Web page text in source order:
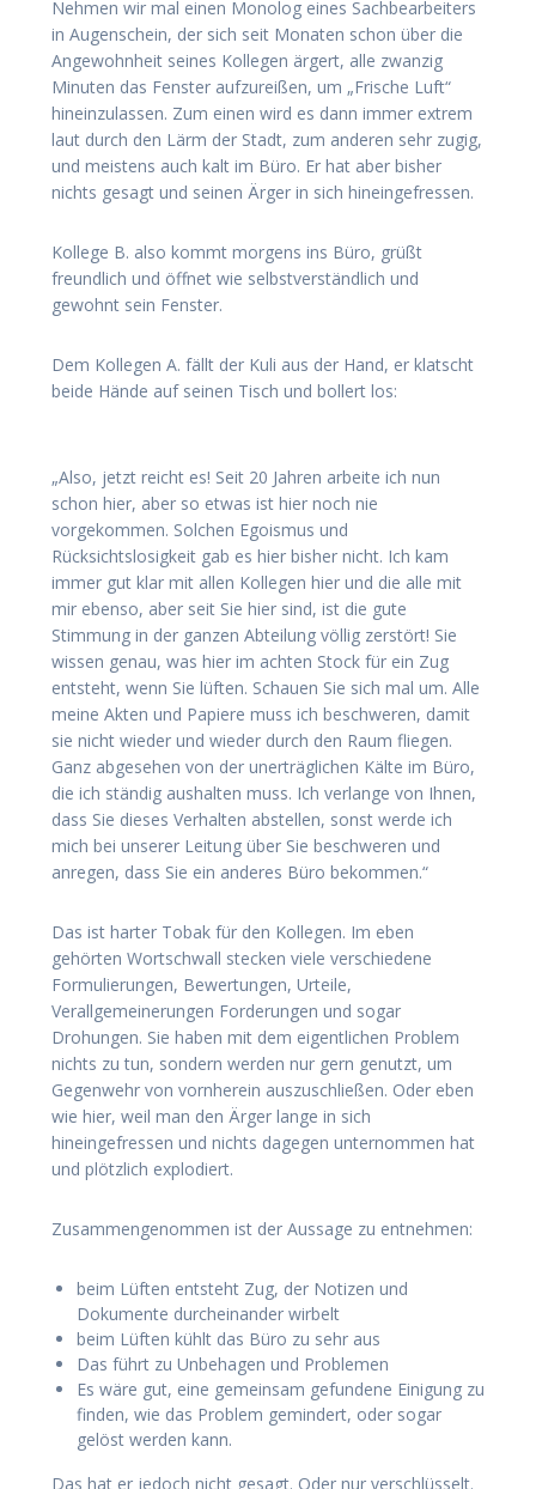
Nehmen wir mal einen Monolog eines Sachbearbeiters
in Augenschein, der sich seit Monaten schon über die
Angewohnheit seines Kollegen ärgert, alle zwanzig
Minuten das Fenster aufzureißen, um „Frische Luft“
hineinzulassen. Zum einen wird es dann immer extrem
laut durch den Lärm der Stadt, zum anderen sehr zugig,
und meistens auch kalt im Büro. Er hat aber bisher
nichts gesagt und seinen Ärger in sich hineingefressen.
Kollege B. also kommt morgens ins Büro, grüßt
freundlich und öffnet wie selbstverständlich und
gewohnt sein Fenster.
Dem Kollegen A. fällt der Kuli aus der Hand, er klatscht
beide Hände auf seinen Tisch und bollert los:
„Also, jetzt reicht es! Seit 20 Jahren arbeite ich nun
schon hier, aber so etwas ist hier noch nie
vorgekommen. Solchen Egoismus und
Rücksichtslosigkeit gab es hier bisher nicht. Ich kam
immer gut klar mit allen Kollegen hier und die alle mit
mir ebenso, aber seit Sie hier sind, ist die gute
Stimmung in der ganzen Abteilung völlig zerstört! Sie
wissen genau, was hier im achten Stock für ein Zug
entsteht, wenn Sie lüften. Schauen Sie sich mal um. Alle
meine Akten und Papiere muss ich beschweren, damit
sie nicht wieder und wieder durch den Raum fliegen.
Ganz abgesehen von der unerträglichen Kälte im Büro,
die ich ständig aushalten muss. Ich verlange von Ihnen,
dass Sie dieses Verhalten abstellen, sonst werde ich
mich bei unserer Leitung über Sie beschweren und
anregen, dass Sie ein anderes Büro bekommen.“
Das ist harter Tobak für den Kollegen. Im eben
gehörten Wortschwall stecken viele verschiedene
Formulierungen, Bewertungen, Urteile,
Verallgemeinerungen Forderungen und sogar
Drohungen. Sie haben mit dem eigentlichen Problem
nichts zu tun, sondern werden nur gern genutzt, um
Gegenwehr von vornherein auszuschließen. Oder eben
wie hier, weil man den Ärger lange in sich
hineingefressen und nichts dagegen unternommen hat
und plötzlich explodiert.
Zusammengenommen ist der Aussage zu entnehmen:
beim Lüften entsteht Zug, der Notizen und
Dokumente durcheinander wirbelt
beim Lüften kühlt das Büro zu sehr aus
Das führt zu Unbehagen und Problemen
Es wäre gut, eine gemeinsam gefundene Einigung zu
finden, wie das Problem gemindert, oder sogar
gelöst werden kann.
Das hat er jedoch nicht gesagt. Oder nur verschlüsselt.